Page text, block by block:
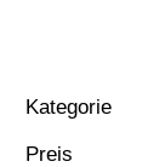
Kategorie
Preis